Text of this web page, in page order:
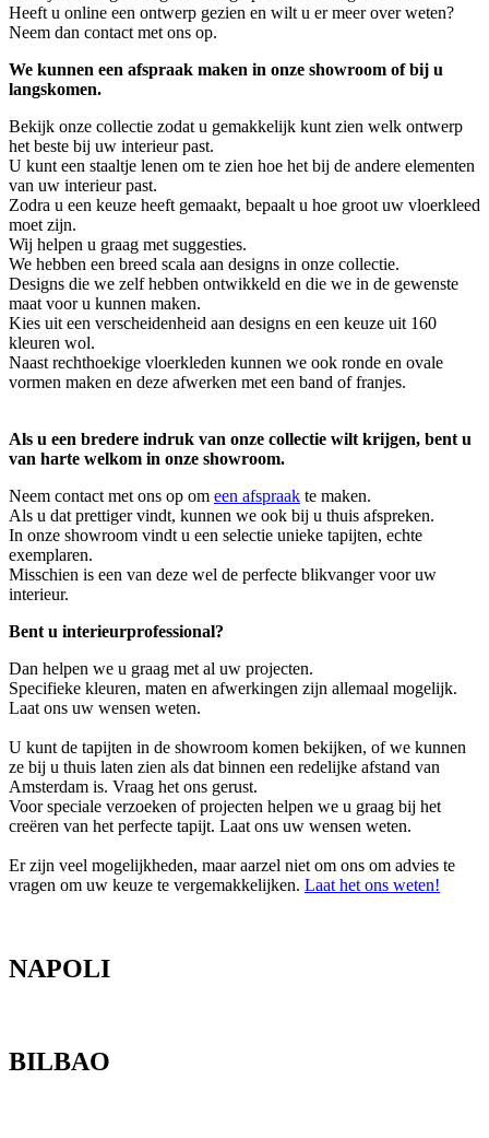
Heeft u online een ontwerp gezien en wilt u er meer over weten?
Neem dan contact met ons op.
We kunnen een afspraak maken in onze showroom of bij u
langskomen.
Bekijk onze collectie zodat u gemakkelijk kunt zien welk ontwerp
het beste bij uw interieur past.
U kunt een staaltje lenen om te zien hoe het bij de andere elementen
van uw interieur past.
Zodra u een keuze heeft gemaakt, bepaalt u hoe groot uw vloerkleed
moet zijn.
Wij helpen u graag met suggesties.
We hebben een breed scala aan designs in onze collectie.
Designs die we zelf hebben ontwikkeld en die we in de gewenste
maat voor u kunnen maken.
Kies uit een verscheidenheid aan designs en een keuze uit 160
kleuren wol.
Naast rechthoekige vloerkleden kunnen we ook ronde en ovale
vormen maken en deze afwerken met een band of franjes.
Als u een bredere indruk van onze collectie wilt krijgen, bent u
van harte welkom in onze showroom.
Neem contact met ons op om een ​​afspraak te maken.
Als u dat prettiger vindt, kunnen we ook bij u thuis afspreken.
In onze showroom vindt u een selectie unieke tapijten, echte
exemplaren.
Misschien is een van deze wel de perfecte blikvanger voor uw
interieur.
Bent u interieurprofessional?
Dan helpen we u graag met al uw projecten.
Specifieke kleuren, maten en afwerkingen zijn allemaal mogelijk.
Laat ons uw wensen weten.
U kunt de tapijten in de showroom komen bekijken, of we kunnen
ze bij u thuis laten zien als dat binnen een redelijke afstand van
Amsterdam is. Vraag het ons gerust.
Voor speciale verzoeken of projecten helpen we u graag bij het
creëren van het perfecte tapijt. Laat ons uw wensen weten.
Er zijn veel mogelijkheden, maar aarzel niet om ons om advies te
vragen om uw keuze te vergemakkelijken. Laat het ons weten!
NAPOLI
BILBAO